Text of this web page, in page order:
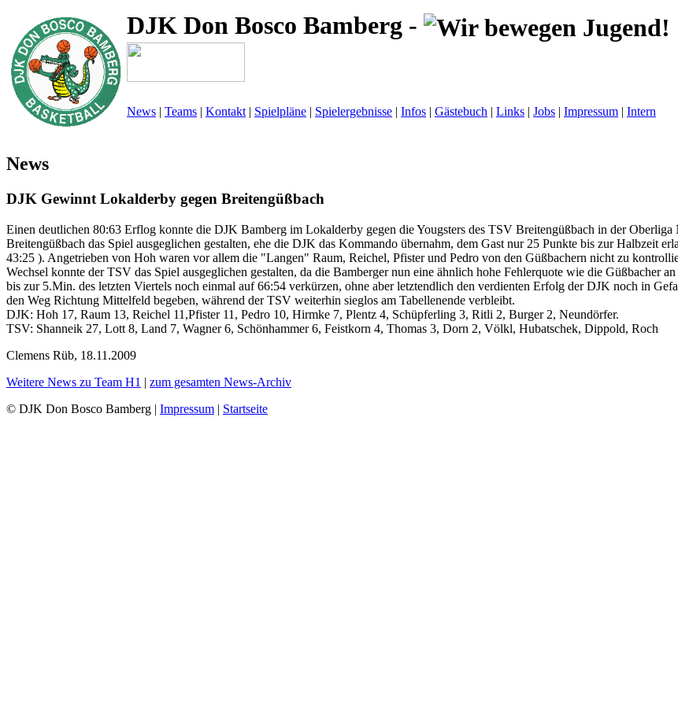
DJK Don Bosco Bamberg -
News | Teams | Kontakt | Spielpläne | Spielergebnisse | Infos | Gästebuch | Links | Jobs | Impressum | Intern
News
DJK Gewinnt Lokalderby gegen Breitengüßbach
Einen deutlichen 80:63 Erflog konnte die DJK Bamberg im Lokalderby gegen die Yougsters des TSV Breitengüßbach in der
Breitengüßbach das Spiel ausgeglichen gestalten, ehe die DJK das Kommando übernahm, dem Gast nur 25 Punkte bis zur Halbzeit
43:25 ). Angetrieben von Hoh waren vor allem die "Langen" Raum, Reichel, Pfister und Pedro von den Güßbachern nicht zu
Wechsel konnte der TSV das Spiel ausgeglichen gestalten, da die Bamberger nun eine ähnlich hohe Fehlerquote wie die Güßbacher
bis zur 5.Min. des letzten Viertels noch einmal auf 66:54 verkürzen, ohne aber letztendlich den verdienten Erfolg der DJK noch in
den Weg Richtung Mittelfeld begeben, während der TSV weiterhin sieglos am Tabellenende verbleibt.
DJK: Hoh 17, Raum 13, Reichel 11,Pfister 11, Pedro 10, Hirmke 7, Plentz 4, Schüpferling 3, Ritli 2, Burger 2, Neundörfer.
TSV: Shanneik 27, Lott 8, Land 7, Wagner 6, Schönhammer 6, Feistkorn 4, Thomas 3, Dorn 2, Völkl, Hubatschek, Dippold, Roch
Clemens Rüb, 18.11.2009
Weitere News zu Team H1 | zum gesamten News-Archiv
© DJK Don Bosco Bamberg | Impressum | Startseite